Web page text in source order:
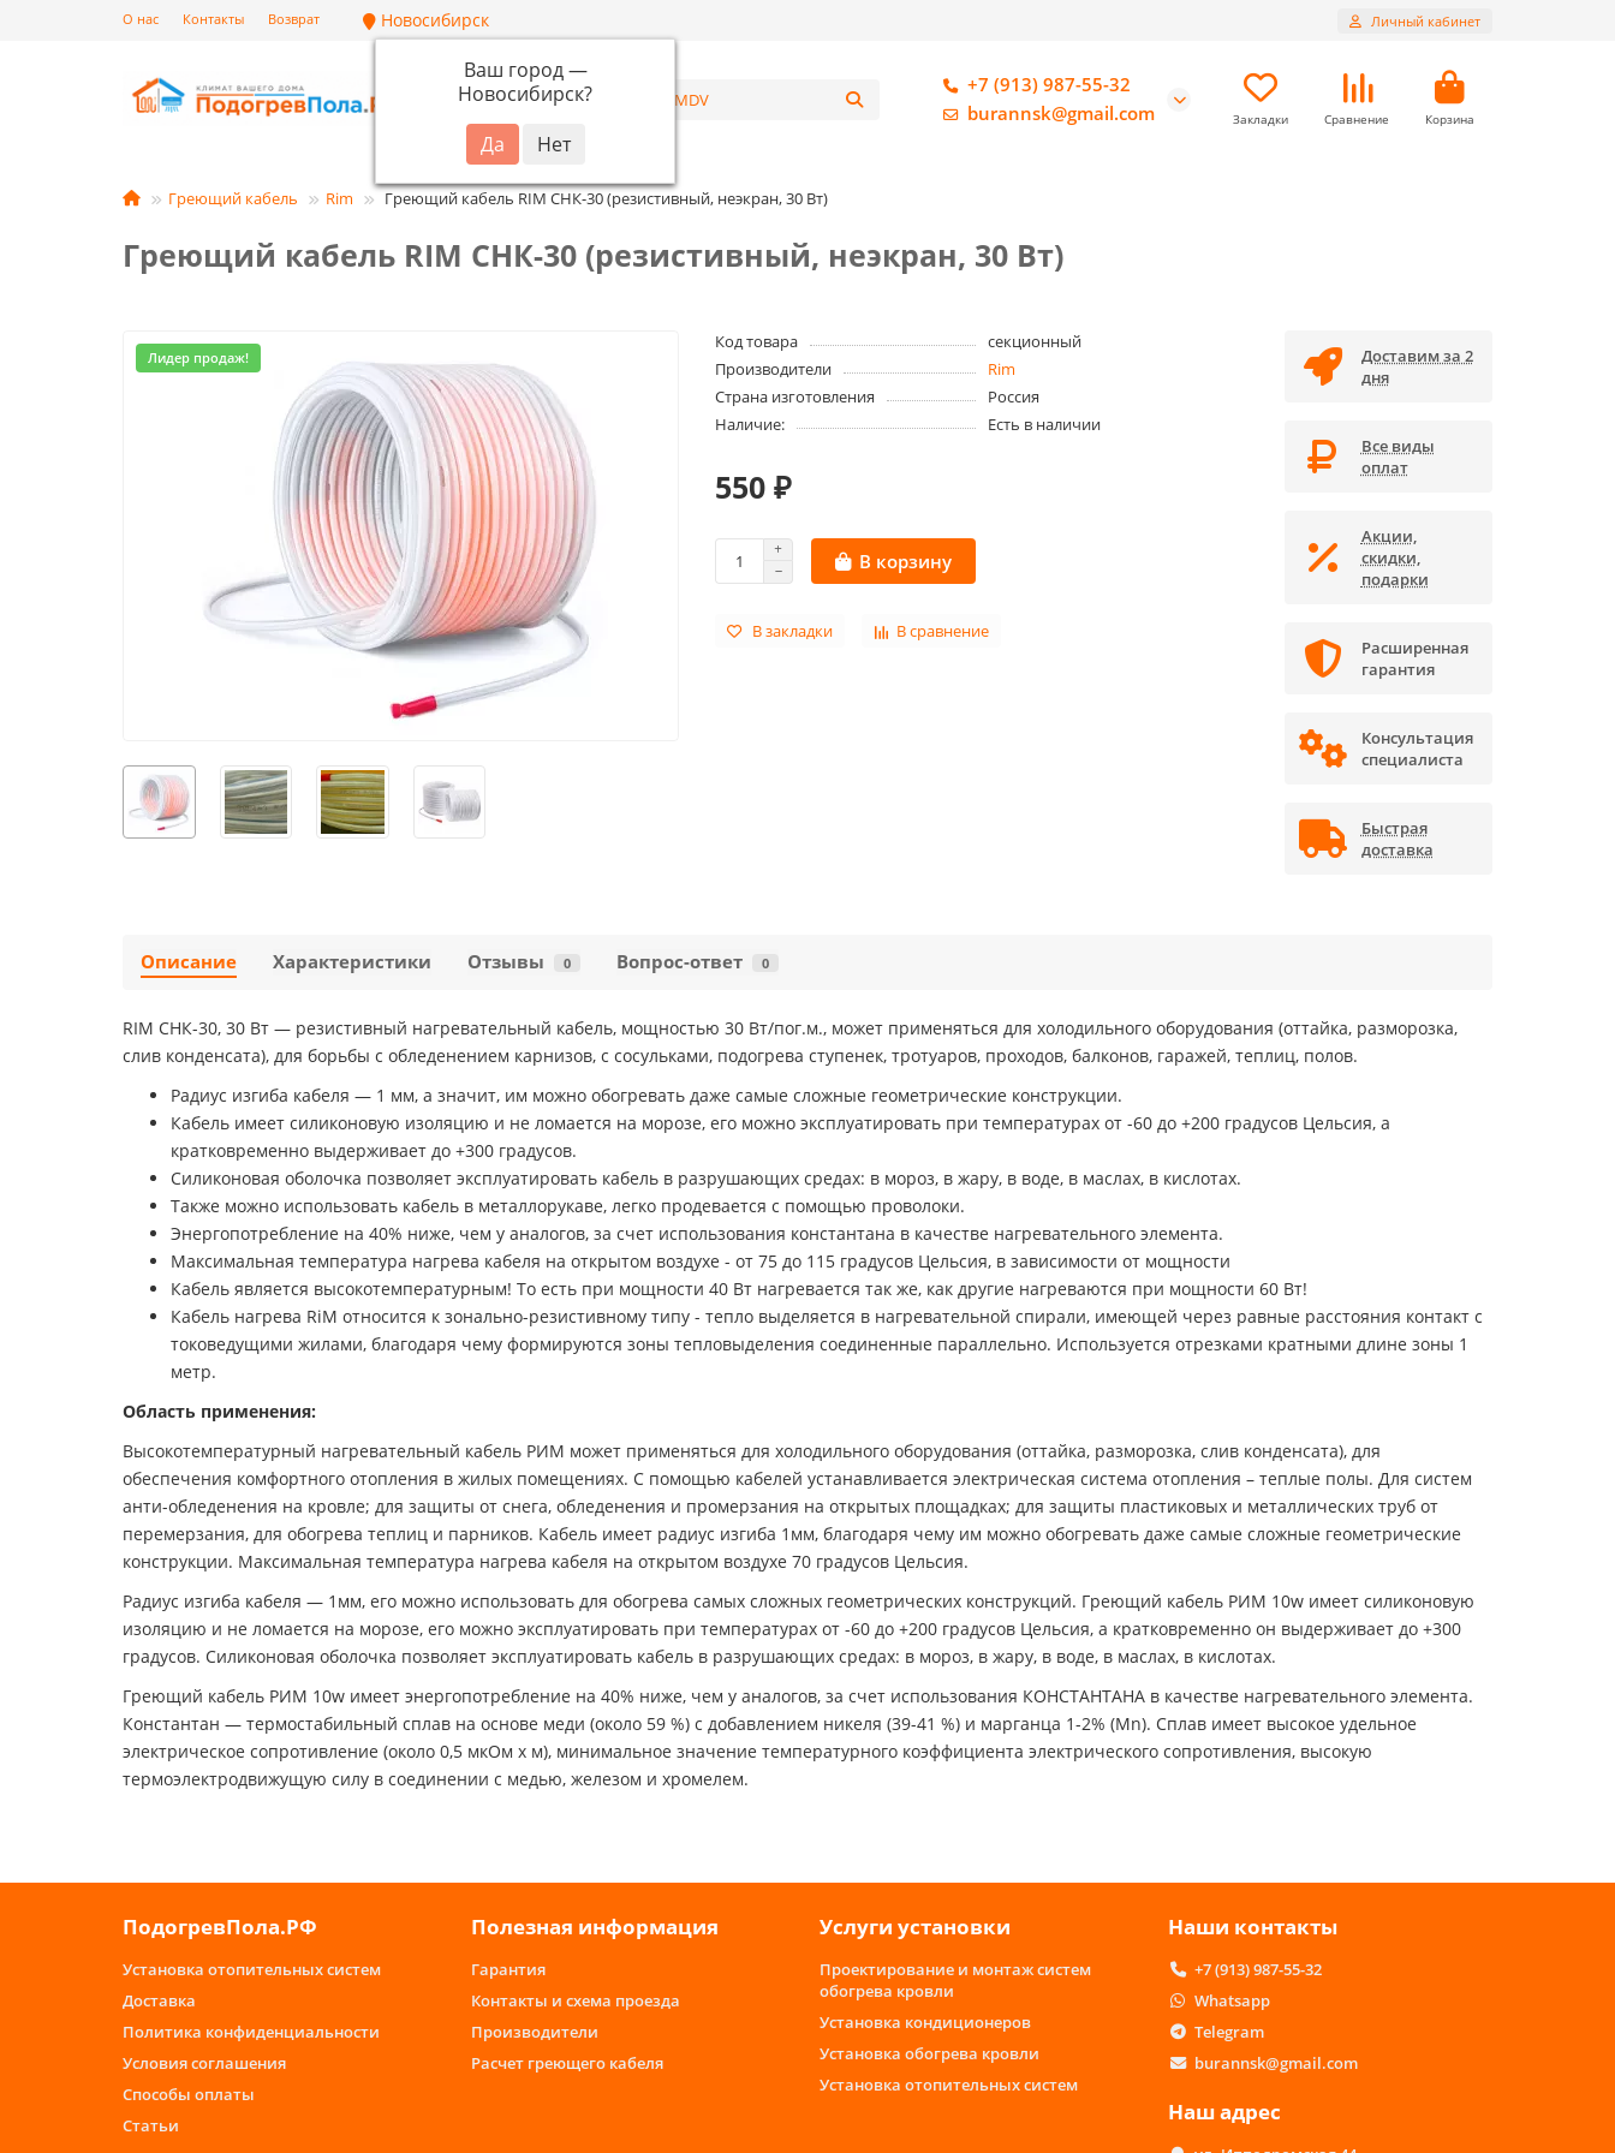
О нас Контакты Возврат Новосибирск
Ваш город —
Новосибирск?
Личный кабинет
Каталог
+7 (913) 987-55-32
burannsk@gmail.com
Закладки Сравнение Корзина
Греющий кабель Rim Греющий кабель RIM СНК-30 (резистивный, неэкран, 30 Вт)
Греющий кабель RIM СНК-30 (резистивный, неэкран, 30 Вт)
Лидер продаж!
Код товара
секционный
Производители
Rim
Страна изготовления
Россия
Наличие:
Есть в наличии
550 ₽
В корзину
В закладки В сравнение
Доставим за 2
дня
Все виды
оплат
Акции,
скидки,
подарки
Расширенная
гарантия
Консультация
специалиста
Быстрая
доставка
Описание Характеристики Отзывы 0 Вопрос-ответ 0
RIM СНК-30, 30 Вт — резистивный нагревательный кабель, мощностью 30 Вт/пог.м., может применяться для холодильного оборудования (оттайка, разморозка,
слив конденсата), для борьбы с обледенением карнизов, с сосульками, подогрева ступенек, тротуаров, проходов, балконов, гаражей, теплиц, полов.
Радиус изгиба кабеля — 1 мм, а значит, им можно обогревать даже самые сложные геометрические конструкции.
Кабель имеет силиконовую изоляцию и не ломается на морозе, его можно эксплуатировать при температурах от -60 до +200 градусов Цельсия, а
кратковременно выдерживает до +300 градусов.
Силиконовая оболочка позволяет эксплуатировать кабель в разрушающих средах: в мороз, в жару, в воде, в маслах, в кислотах.
Также можно использовать кабель в металлорукаве, легко продевается с помощью проволоки.
Энергопотребление на 40% ниже, чем у аналогов, за счет использования константана в качестве нагревательного элемента.
Максимальная температура нагрева кабеля на открытом воздухе - от 75 до 115 градусов Цельсия, в зависимости от мощности
Кабель является высокотемпературным! То есть при мощности 40 Вт нагревается так же, как другие нагреваются при мощности 60 Вт!
Кабель нагрева RiM относится к зонально-резистивному типу - тепло выделяется в нагревательной спирали, имеющей через равные расстояния контакт с
токоведущими жилами, благодаря чему формируются зоны тепловыделения соединенные параллельно. Используется отрезками кратными длине зоны 1
метр.
Область применения:
Высокотемпературный нагревательный кабель РИМ может применяться для холодильного оборудования (оттайка, разморозка, слив конденсата), для
обеспечения комфортного отопления в жилых помещениях. С помощью кабелей устанавливается электрическая система отопления – теплые полы. Для систем
анти-обледенения на кровле; для защиты от снега, обледенения и промерзания на открытых площадках; для защиты пластиковых и металлических труб от
перемерзания, для обогрева теплиц и парников. Кабель имеет радиус изгиба 1мм, благодаря чему им можно обогревать даже самые сложные геометрические
конструкции. Максимальная температура нагрева кабеля на открытом воздухе 70 градусов Цельсия.
Радиус изгиба кабеля — 1мм, его можно использовать для обогрева самых сложных геометрических конструкций. Греющий кабель РИМ 10w имеет силиконовую
изоляцию и не ломается на морозе, его можно эксплуатировать при температурах от -60 до +200 градусов Цельсия, а кратковременно он выдерживает до +300
градусов. Силиконовая оболочка позволяет эксплуатировать кабель в разрушающих средах: в мороз, в жару, в воде, в маслах, в кислотах.
Греющий кабель РИМ 10w имеет энергопотребление на 40% ниже, чем у аналогов, за счет использования КОНСТАНТАНА в качестве нагревательного элемента.
Константан — термостабильный сплав на основе меди (около 59 %) с добавлением никеля (39-41 %) и марганца 1-2% (Mn). Сплав имеет высокое удельное
электрическое сопротивление (около 0,5 мкОм х м), минимальное значение температурного коэффициента электрического сопротивления, высокую
термоэлектродвижущую силу в соединении с медью, железом и хромелем.
ПодогревПола.РФ
Установка отопительных систем
Доставка
Политика конфиденциальности
Условия соглашения
Способы оплаты
Статьи
Полезная информация
Гарантия
Контакты и схема проезда
Производители
Расчет греющего кабеля
Услуги установки
Проектирование и монтаж систем
обогрева кровли
Установка кондиционеров
Установка обогрева кровли
Установка отопительных систем
Наши контакты
+7 (913) 987-55-32
Whatsapp
Telegram
burannsk@gmail.com
Наш адрес